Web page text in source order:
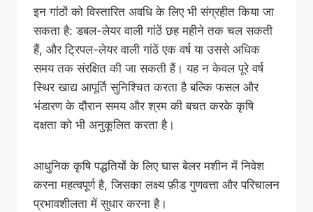
इन गांठों को विस्तारित अवधि के लिए भी संग्रहीत किया जा
सकता है: डबल-लेयर वाली गांठें छह महीने तक चल सकती
हैं, और ट्रिपल-लेयर वाली गांठें एक वर्ष या उससे अधिक
समय तक संरक्षित की जा सकती हैं। यह न केवल पूरे वर्ष
स्थिर खाद्य आपूर्ति सुनिश्चित करता है बल्कि फसल और
भंडारण के दौरान समय और श्रम की बचत करके कृषि
दक्षता को भी अनुकूलित करता है।
आधुनिक कृषि पद्धतियों के लिए घास बेलर मशीन में निवेश
करना महत्वपूर्ण है, जिसका लक्ष्य फ़ीड गुणवत्ता और परिचालन
प्रभावशीलता में सुधार करना है।